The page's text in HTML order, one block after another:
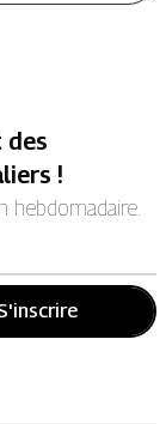
des
!
hebdomadaire.